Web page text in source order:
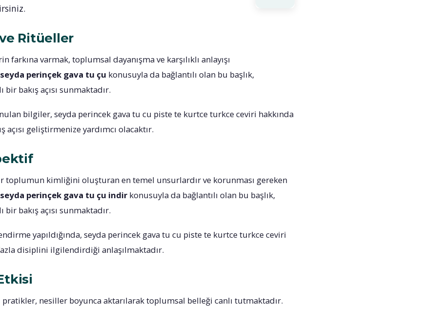
Ritüeller
farkına varmak, toplumsal dayanışma ve karşılıklı anlayışı
seyda perinçek gava tu çu konusuyla da bağlantılı olan bu başlık,
bir bakış açısı sunmaktadır.
bilgiler, seyda perincek gava tu cu piste te kurtce turkce ceviri hakkında
açısı geliştirmenize yardımcı olacaktır.
toplumun kimliğini oluşturan en temel unsurlardır ve korunması gereken
seyda perinçek gava tu çu indir konusuyla da bağlantılı olan bu başlık,
bir bakış açısı sunmaktadır.
yapıldığında, seyda perincek gava tu cu piste te kurtce turkce ceviri
disiplini ilgilendirdiği anlaşılmaktadır.
pratikler, nesiller boyunca aktarılarak toplumsal belleği canlı tutmaktadır.